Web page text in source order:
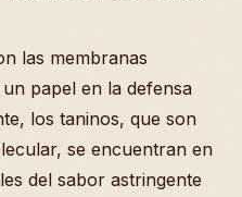
las membranas
papel en la defensa
los taninos, que son
se encuentran en
del sabor astringente